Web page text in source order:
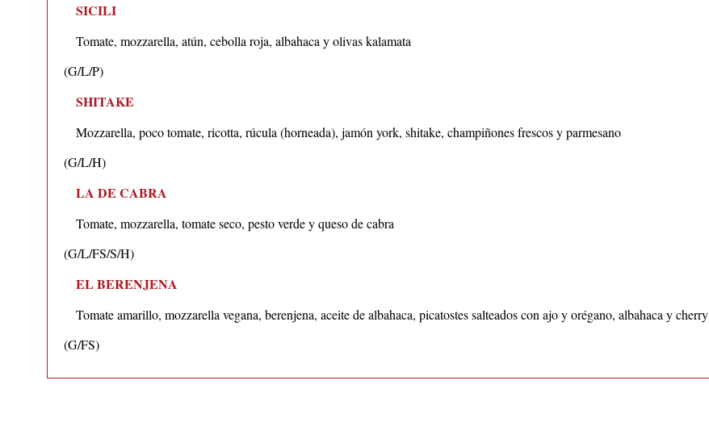
SICILI
Tomate, mozzarella, atún, cebolla roja, albahaca y olivas kalamata
(G/L/P)
SHITAKE
Mozzarella, poco tomate, ricotta, rúcula (horneada), jamón york, shitake, champiñones frescos y parmesano
(G/L/H)
LA DE CABRA
Tomate, mozzarella, tomate seco, pesto verde y queso de cabra
(G/L/FS/S/H)
EL BERENJENA
Tomate amarillo, mozzarella vegana, berenjena, aceite de albahaca, picatostes salteados con ajo y orégano, albahaca y cherry
(G/FS)